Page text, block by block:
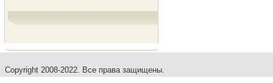
Copyright 2008-2022. Все права защищены.